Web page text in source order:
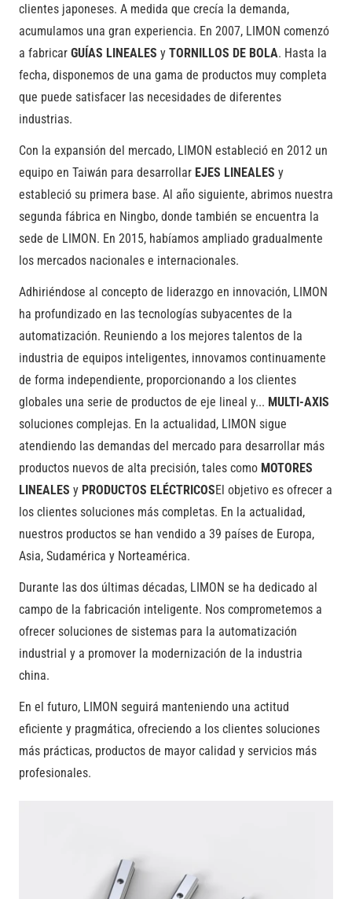
clientes japoneses. A medida que crecía la demanda,
acumulamos una gran experiencia. En 2007, LIMON comenzó
a fabricar GUÍAS LINEALES y TORNILLOS DE BOLA. Hasta la
fecha, disponemos de una gama de productos muy completa
que puede satisfacer las necesidades de diferentes
industrias.
Con la expansión del mercado, LIMON estableció en 2012 un
equipo en Taiwán para desarrollar EJES LINEALES y
estableció su primera base. Al año siguiente, abrimos nuestra
segunda fábrica en Ningbo, donde también se encuentra la
sede de LIMON. En 2015, habíamos ampliado gradualmente
los mercados nacionales e internacionales.
Adhiriéndose al concepto de liderazgo en innovación, LIMON
ha profundizado en las tecnologías subyacentes de la
automatización. Reuniendo a los mejores talentos de la
industria de equipos inteligentes, innovamos continuamente
de forma independiente, proporcionando a los clientes
globales una serie de productos de eje lineal y... MULTI-AXIS
soluciones complejas. En la actualidad, LIMON sigue
atendiendo las demandas del mercado para desarrollar más
productos nuevos de alta precisión, tales como MOTORES
LINEALES y PRODUCTOS ELÉCTRICOSEl objetivo es ofrecer a
los clientes soluciones más completas. En la actualidad,
nuestros productos se han vendido a 39 países de Europa,
Asia, Sudamérica y Norteamérica.
Durante las dos últimas décadas, LIMON se ha dedicado al
campo de la fabricación inteligente. Nos comprometemos a
ofrecer soluciones de sistemas para la automatización
industrial y a promover la modernización de la industria
china.
En el futuro, LIMON seguirá manteniendo una actitud
eficiente y pragmática, ofreciendo a los clientes soluciones
más prácticas, productos de mayor calidad y servicios más
profesionales.